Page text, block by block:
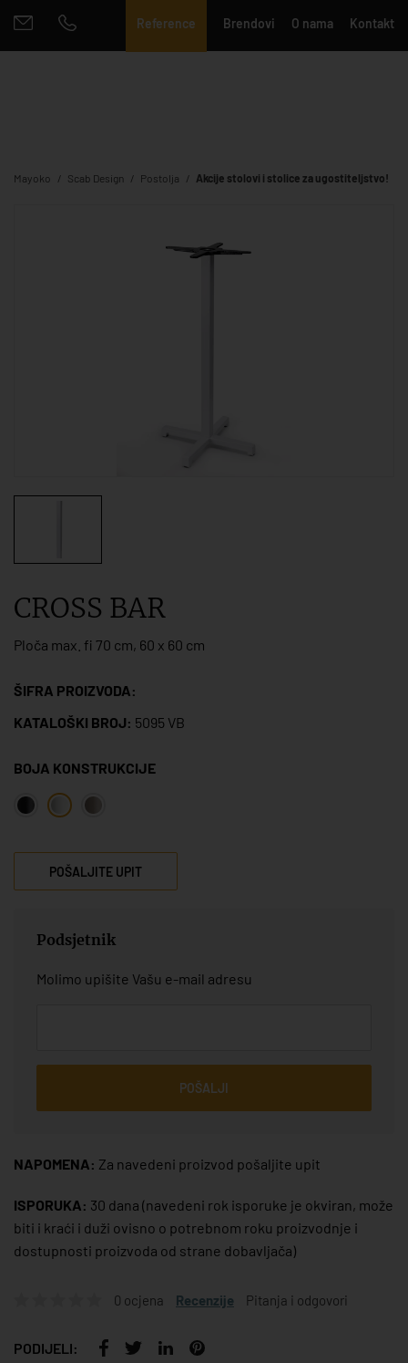
Reference Brendovi O nama Kontakt
Mayoko Scab Design Postolja Akcije stolovi i stolice za ugostiteljstvo!
CROSS BAR
Ploča max. fi 70 cm, 60 x 60 cm
ŠIFRA PROIZVODA:
KATALOŠKI BROJ: 5095 VB
BOJA KONSTRUKCIJE
POŠALJITE UPIT
Podsjetnik
Molimo upišite Vašu e-mail adresu
POŠALJI
NAPOMENA: Za navedeni proizvod pošaljite upit
ISPORUKA: 30 dana (navedeni rok isporuke je okviran, može
biti i kraći i duži ovisno o potrebnom roku proizvodnje i
dostupnosti proizvoda od strane dobavljača)
0 ocjena Recenzije Pitanja i odgovori
PODIJELI: